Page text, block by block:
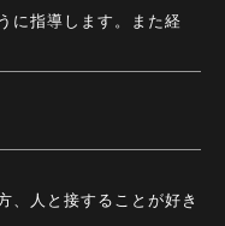
に指導します。また経
、人と接することが好き